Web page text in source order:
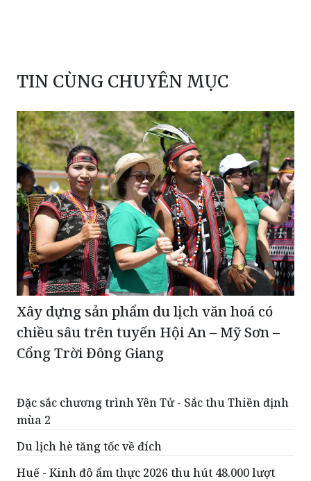
TIN CÙNG CHUYÊN MỤC
Xây dựng sản phẩm du lịch văn hoá có
chiều sâu trên tuyến Hội An – Mỹ Sơn –
Cổng Trời Đông Giang
Đặc sắc chương trình Yên Tử - Sắc thu Thiền định
mùa 2
Du lịch hè tăng tốc về đích
Huế - Kinh đô ẩm thực 2026 thu hút 48.000 lượt